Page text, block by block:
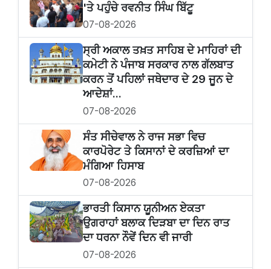
'ਤੇ ਪਹੁੰਚੇ ਰਵਨੀਤ ਸਿੰਘ ਬਿੱਟੂ
07-08-2026
ਸ੍ਰੀ ਅਕਾਲ ਤਖ਼ਤ ਸਾਹਿਬ ਦੇ ਮਾਹਿਰਾਂ ਦੀ
ਕਮੇਟੀ ਨੇ ਪੰਜਾਬ ਸਰਕਾਰ ਨਾਲ ਗੱਲਬਾਤ
ਕਰਨ ਤੋਂ ਪਹਿਲਾਂ ਜਥੇਦਾਰ ਦੇ 29 ਜੂਨ ਦੇ
ਆਦੇਸ਼ਾਂ...
07-08-2026
ਸੰਤ ਸੀਚੇਵਾਲ ਨੇ ਰਾਜ ਸਭਾ ਵਿਚ
ਕਾਰਪੋਰੇਟ ਤੇ ਕਿਸਾਨਾਂ ਦੇ ਕਰਜ਼ਿਆਂ ਦਾ
ਮੰਗਿਆ ਹਿਸਾਬ
07-08-2026
ਭਾਰਤੀ ਕਿਸਾਨ ਯੂਨੀਅਨ ਏਕਤਾ
ਉਗਰਾਹਾਂ ਬਲਾਕ ਦਿੜਬਾ ਦਾ ਦਿਨ ਰਾਤ
ਦਾ ਧਰਨਾ ਨੌਵੇਂ ਦਿਨ ਵੀ ਜਾਰੀ
07-08-2026